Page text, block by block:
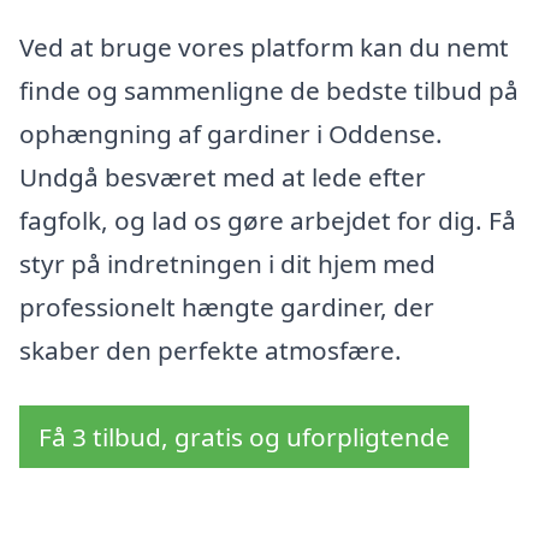
Ved at bruge vores platform kan du nemt
finde og sammenligne de bedste tilbud på
ophængning af gardiner i Oddense.
Undgå besværet med at lede efter
fagfolk, og lad os gøre arbejdet for dig. Få
styr på indretningen i dit hjem med
professionelt hængte gardiner, der
skaber den perfekte atmosfære.
Få 3 tilbud, gratis og uforpligtende